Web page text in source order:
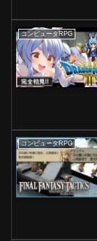
コンピュータRPG
コンピュータRPG